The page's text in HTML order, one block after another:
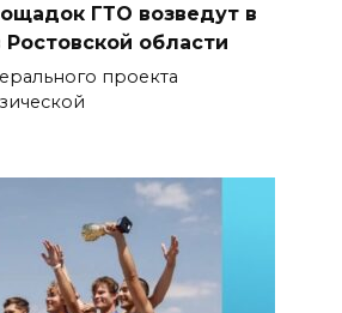
ГТО возведут в
Ростовской области
проекта